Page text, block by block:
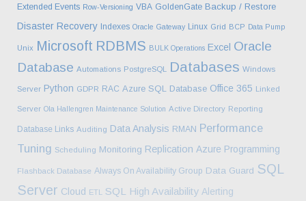
Extended Events Row-Versioning VBA GoldenGate Backup / Restore
Disaster Recovery Indexes Oracle Gateway Linux Grid BCP Data Pump
Unix Microsoft RDBMS BULK Operations Excel Oracle
Database Automations PostgreSQL Databases Windows
Server Python GDPR RAC Azure SQL Database Office 365 Linked
Server Ola Hallengren Maintenance Solution Active Directory Reporting
Database Links Auditing Data Analysis RMAN Performance
Tuning Scheduling Monitoring Replication Azure Programming
Flashback Database Always On Availability Group Data Guard SQL
Server Cloud ETL SQL High Availability Alerting